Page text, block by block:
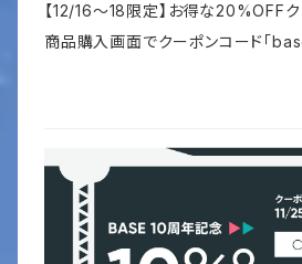
【12/16〜18限定】お得な20%OFF
商品購入画面でクーポンコード「
てください。新作やセールアイテム